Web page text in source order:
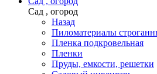
Сад , огород
Назад
Пиломатериалы
Пленка подкровельная
Пленки
Пруды, емкости, решетки